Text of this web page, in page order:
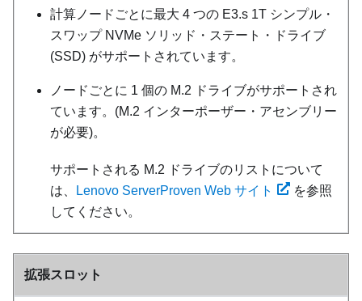
計算ノードごとに最大 4 つの E3.s 1T シンプル・
スワップ NVMe ソリッド・ステート・ドライブ
(SSD) がサポートされています。
ノードごとに 1 個の M.2 ドライブがサポートされ
ています。(M.2 インターポーザー・アセンブリー
が必要)。
サポートされる M.2 ドライブのリストについて
は、
Lenovo ServerProven Web サイト
を参照
してください。
拡張スロット